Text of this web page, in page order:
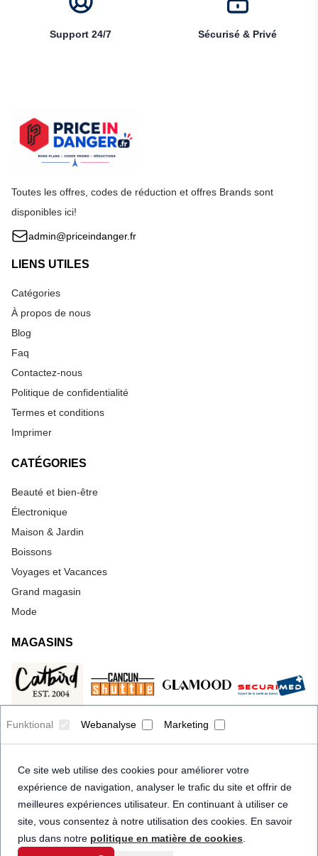
Support 24/7 Sécurisé & Privé
Funktional Webanalyse Marketing
Ce site web utilise des cookies pour améliorer votre
expérience de navigation, analyser le trafic du site et offrir de
meilleures expériences utilisateur. En continuant à utiliser ce
site, vous consentez à notre utilisation des cookies. En savoir
plus dans notre politique en matière de cookies
Toutes les offres, codes de réduction et offres Brands sont
disponibles ici!
admin@priceindanger.fr
LIENS UTILES
Catégories
À propos de nous
Blog
Faq
Contactez-nous
Politique de confidentialité
Termes et conditions
Imprimer
CATÉGORIES
Beauté et bien-être
Électronique
Maison & Jardin
Boissons
Voyages et Vacances
Grand magasin
Mode
MAGASINS